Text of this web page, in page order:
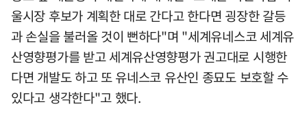
울시장 후보가 계획한 대로 간다고 한다면 굉장한 갈등
과 손실을 불러올 것이 뻔하다"며 "세계유네스코 세계유
산영향평가를 받고 세계유산영향평가 권고대로 시행한
다면 개발도 하고 또 유네스코 유산인 종묘도 보호할 수
있다고 생각한다"고 했다.